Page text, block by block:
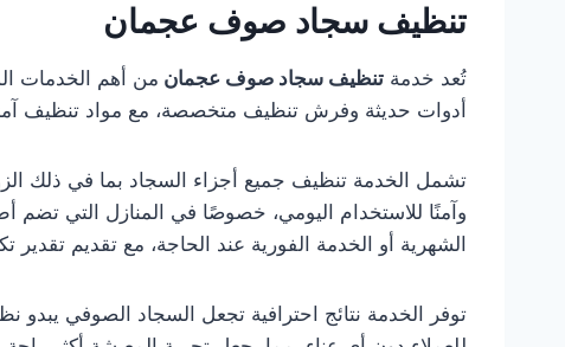
تنظيف سجاد صوف عجمان
تُعد خدمة تنظيف سجاد صوف عجمان من أهم الخدمات
أدوات حديثة وفرش تنظيف متخصصة، مع مواد تنظيف
تشمل الخدمة تنظيف جميع أجزاء السجاد بما في ذلك
وآمنًا للاستخدام اليومي، خصوصًا في المنازل التي تضم
الشهرية أو الخدمة الفورية عند الحاجة، مع تقديم
توفر الخدمة نتائج احترافية تجعل السجاد الصوفي يبدو